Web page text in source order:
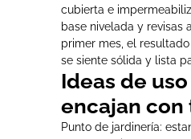
cubierta e
base nivelada y revisas
primer mes, el
se siente sólida y lista
Ideas de
encajan con
Punto de jardinería: